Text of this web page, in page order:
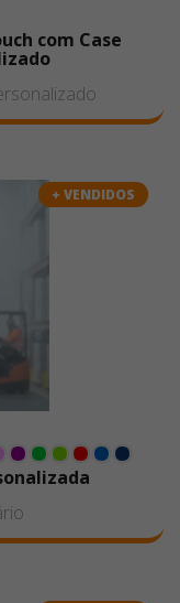
com Case
+ VENDIDOS